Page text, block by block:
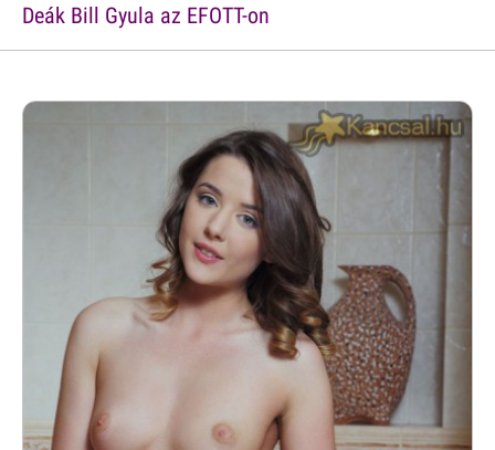
Deák Bill Gyula az EFOTT-on